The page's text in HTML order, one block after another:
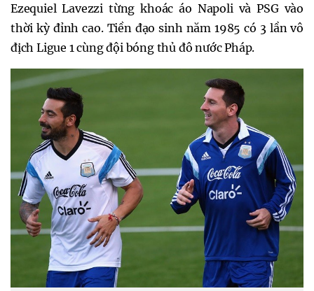
Ezequiel Lavezzi từng khoác áo Napoli và PSG vào
thời kỳ đỉnh cao. Tiền đạo sinh năm 1985 có 3 lần vô
địch Ligue 1 cùng đội bóng thủ đô nước Pháp.